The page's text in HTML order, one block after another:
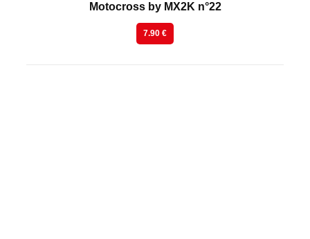
Motocross by MX2K n°22
7.90 €